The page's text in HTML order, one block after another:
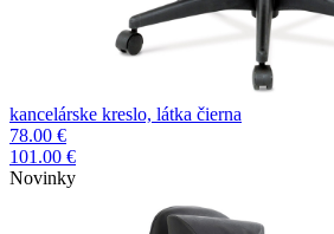
kancelárske kreslo, látka čierna
78.00 €
101.00 €
Novinky